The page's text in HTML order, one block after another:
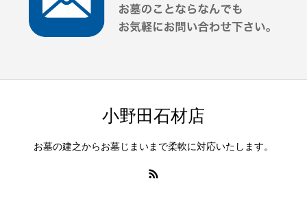
小野田石材店
お墓の建之からお墓じまいまで柔軟に対応いたします。